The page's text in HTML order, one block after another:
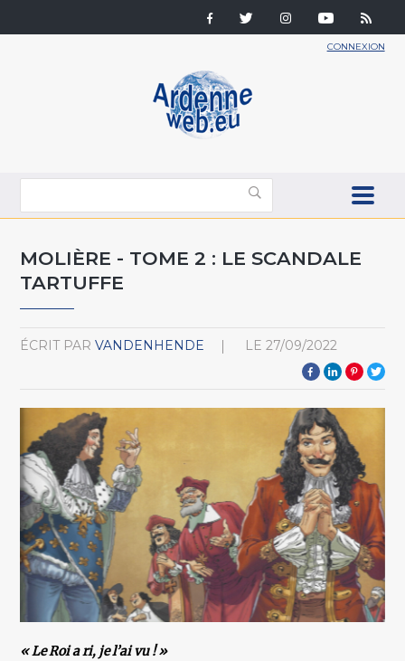
CONNEXION
MOLIÈRE - TOME 2 : LE SCANDALE
TARTUFFE
ÉCRIT PAR VANDENHENDE LE 27/09/2022
« Le Roi a ri, je l’ai vu ! »